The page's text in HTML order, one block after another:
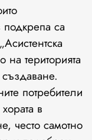
подкрепа са
територията
потребители
в
често самотно